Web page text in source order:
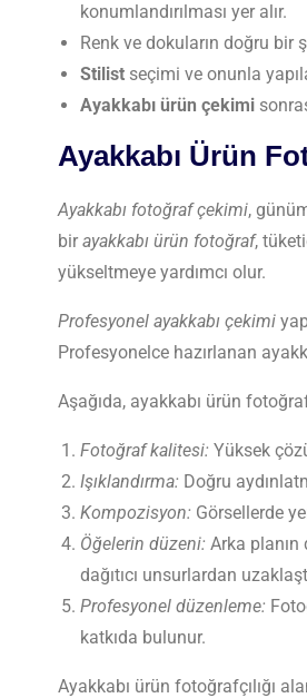
konumlandırılması yer alır.
Renk ve dokuların doğru bir
Stilist seçimi ve onunla
Ayakkabı ürün çekimi
Ayakkabı Ürün
Ayakkabı fotoğraf çekimi,
bir ayakkabı ürün fotoğraf,
yükseltmeye yardımcı olur.
Profesyonel ayakkabı çekimi
Profesyonelce hazırlanan
Aşağıda, ayakkabı ürün
Fotoğraf kalitesi: Yüksek
Işıklandırma: Doğru
Kompozisyon: Görsellerde
Öğelerin düzeni: Arka planın
dağıtıcı unsurlardan
Profesyonel düzenleme:
katkıda bulunur.
Ayakkabı ürün fotoğrafçılığı